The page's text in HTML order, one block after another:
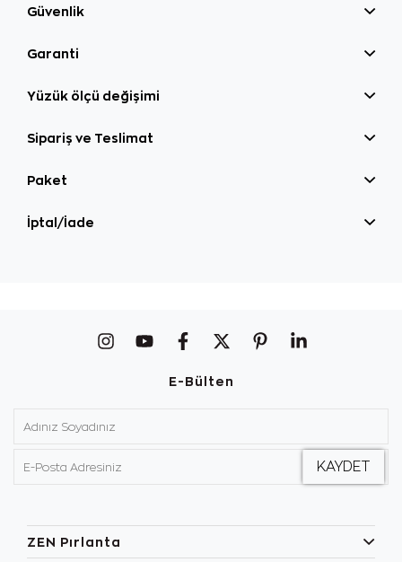
Güvenlik
Garanti
Yüzük ölçü değişimi
Sipariş ve Teslimat
Paket
İptal/İade
E-Bülten
ZEN Pırlanta